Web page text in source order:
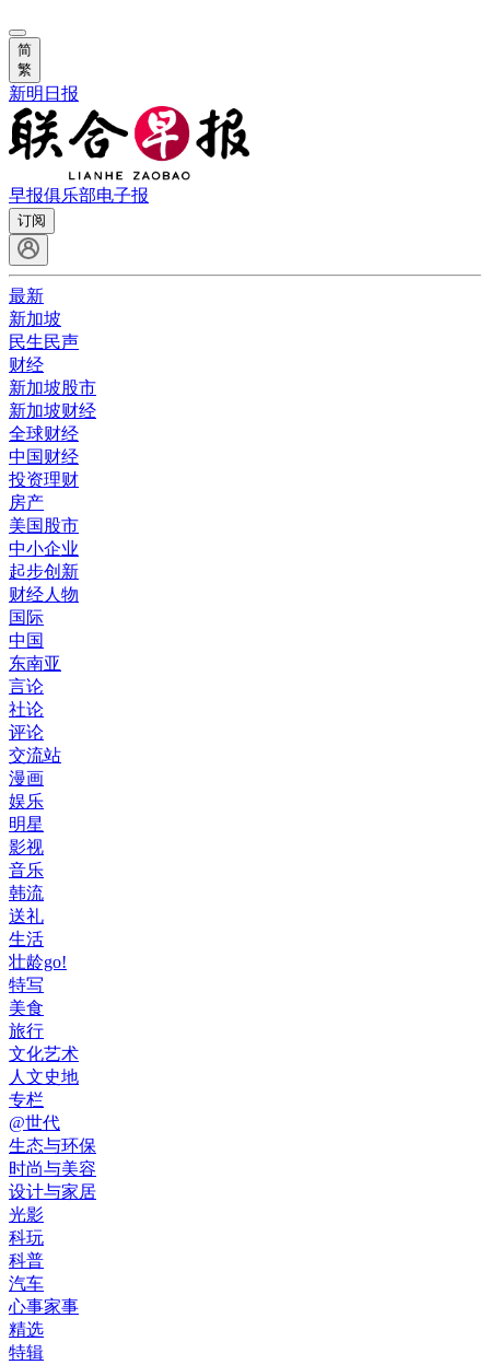
简
繁
新明日报
早报俱乐部电子报
订阅
最新
新加坡
民生民声
财经
新加坡股市
新加坡财经
全球财经
中国财经
投资理财
房产
美国股市
中小企业
起步创新
财经人物
国际
中国
东南亚
言论
社论
评论
交流站
漫画
娱乐
明星
影视
音乐
韩流
送礼
生活
壮龄go!
特写
美食
旅行
文化艺术
人文史地
专栏
@世代
生态与环保
时尚与美容
设计与家居
光影
科玩
科普
汽车
心事家事
精选
特辑